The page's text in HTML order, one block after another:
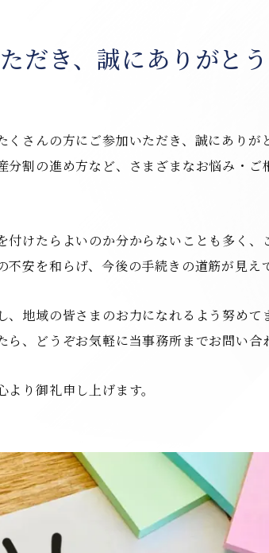
だき、誠にありがと
さんの方にご参加いただき、誠にありが
割の進め方など、さまざまなお悩み・
けたらよいのか分からないことも多く、
安を和らげ、今後の手続きの道筋が見え
地域の皆さまのお力になれるよう努めて
、どうぞお気軽に当事務所までお問い合
り御礼申し上げます。